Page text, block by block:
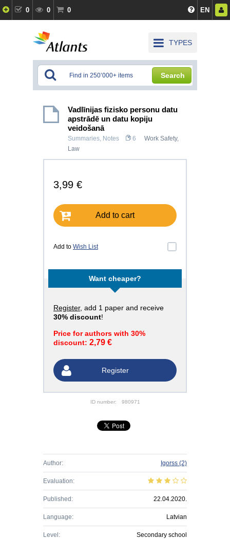
0 0 0 EN
TYPES
Search
Vadlīnijas fizisko personu datu
apstrādē un datu kopiju
veidošanā
Summaries, Notes 6 Work Safety,
Law
3,99 €
Add to cart
Add to Wish List
Want cheaper?
Register, add 1 paper and receive
30% discount!
Price for authors with 30%
discount: 2,79 €
Register
ID number: 980971
Author: Igorss (2)
Evaluation:
Published: 22.04.2020.
Language: Latvian
Level: Secondary school